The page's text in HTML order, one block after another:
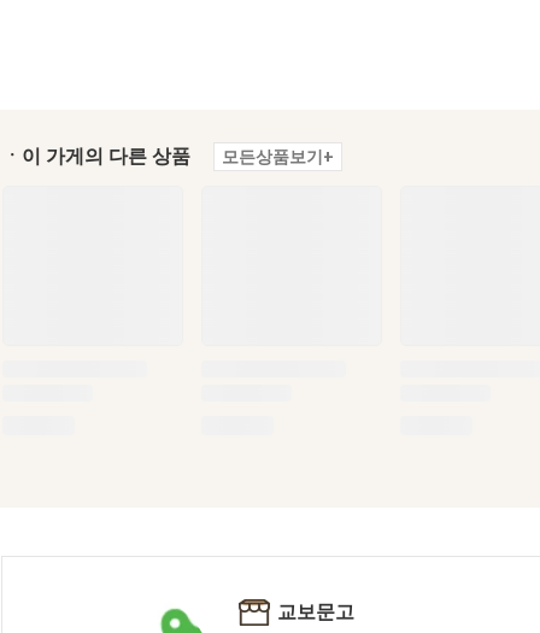
ㆍ이 가게의 다른 상품 모든상품보기+
교보문고